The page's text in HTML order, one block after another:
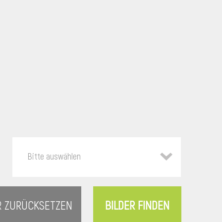
Bitte auswählen